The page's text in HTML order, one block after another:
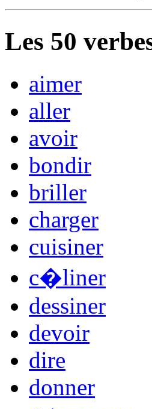
Les 50
aimer
aller
avoir
bondir
briller
charger
cuisiner
c�liner
dessiner
devoir
dire
donner